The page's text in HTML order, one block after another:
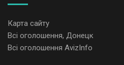
Карта сайту
Всі оголошення, Донецк
Всі оголошення AvizInfo